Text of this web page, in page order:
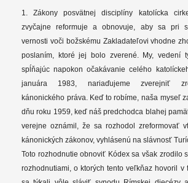
1. Zákony posvätnej disciplíny katolícka
zvyčajne reformuje a obnovuje, aby sa pri
vernosti voči božskému Zakladateľovi vhodne
poslaním, ktoré jej bolo zverené. My, vedení
spĺňajúc napokon očakávanie celého
januára 1983, nariaďujeme zverejniť
kánonického práva. Keď to robíme, naša myseľ
dňu roku 1959, keď náš predchodca blahej
verejne oznámil, že sa rozhodol zreformovať
kánonických zákonov, vyhlásenú na slávnosť
Toto rozhodnutie obnoviť Kódex sa však zrodilo
rozhodnutiami, o ktorých tento veľkňaz hovoril v